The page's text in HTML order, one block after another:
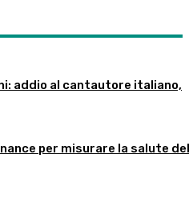
addio al cantautore italiano,
per misurare la salute del